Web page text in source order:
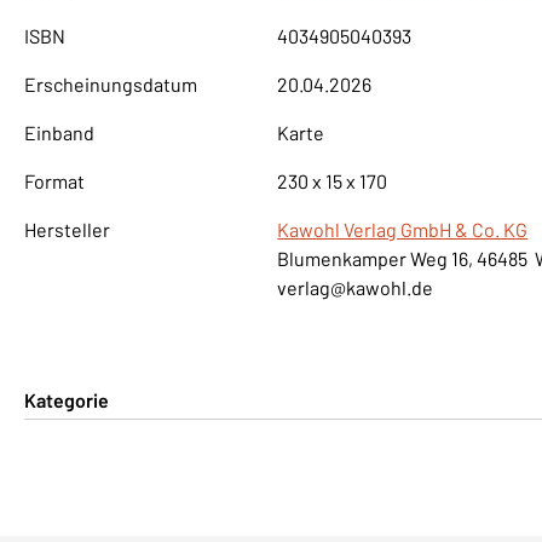
ISBN 4034905040393
Erscheinungsdatum 20.04.2026
Einband Karte
Format 230 x 15 x 170
Hersteller
Kawohl Verlag GmbH & Co. KG
Blumenkamper Weg 16, 46485
verlag@kawohl.de
Kategorie